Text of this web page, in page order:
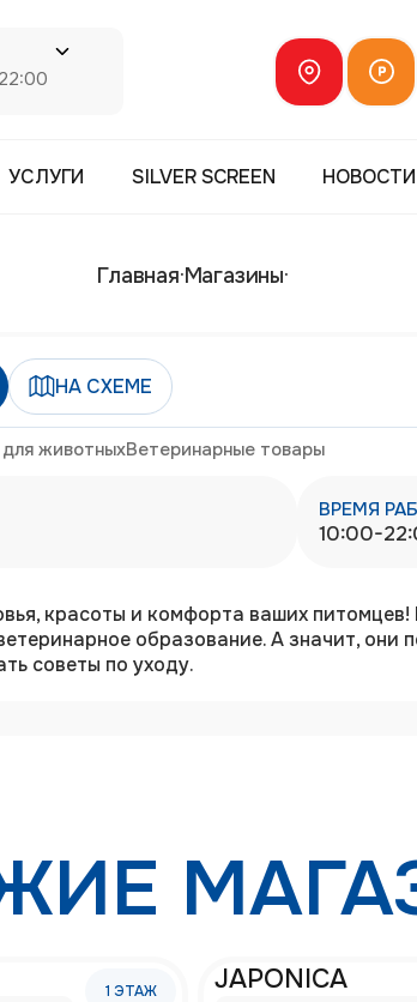
УСЛУГИ SILVER SCREEN
Главная·Магазины·
НА СХЕМЕ
животныхВетеринарные товары
ВРЕМЯ
10:00-
красоты и комфорта ваших
образование. А значит,
советы по уходу.
1 ЭТАЖ JAPONICA